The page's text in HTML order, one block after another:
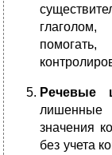
Речевые
лишенные
значения
без учета